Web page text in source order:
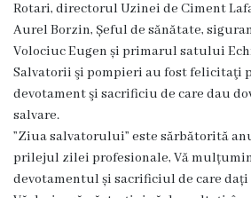
Aparatul
primăriei
Competențele
primarului
Dispozițiile
Rotari, directorul Uzinei de Ciment
Aurel Borzin, Șeful de sănătate,
Volociuc Eugen și primarul satului
Salvatorii şi pompieri au fost felicitaţi
devotament şi sacrificiu de care dau
salvare.
”Ziua salvatorului” este sărbătorită
prilejul zilei profesionale, Vă
devotamentul și sacrificiul de care dați